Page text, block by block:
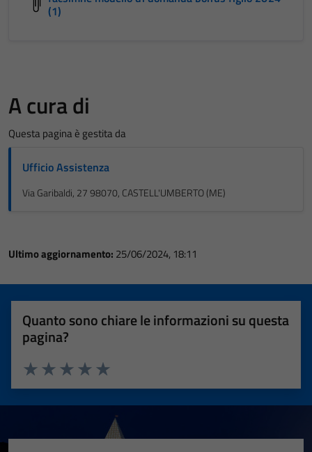
(1)
A cura di
Questa pagina è gestita da
Ufficio Assistenza
Via Garibaldi, 27 98070, CASTELL'UMBERTO (ME)
Ultimo aggiornamento: 25/06/2024, 18:11
Quanto sono chiare le informazioni su questa
pagina?
Valuta 5 stelle su 5
Valuta 4 stelle su 5
Valuta 3 stelle su 5
Valuta 2 stelle su 5
Valuta 1 stelle su 5